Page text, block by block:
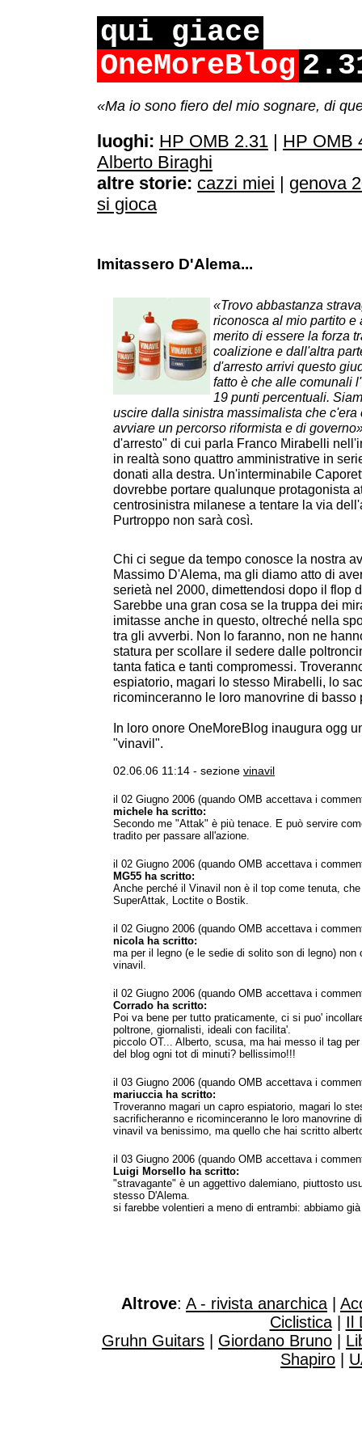
qui giace
OneMoreBlog
«Ma io sono fiero del mio sognare, di
luoghi: HP OMB 2.31 | HP OMB
Alberto Biraghi
altre storie: cazzi miei | genova
si gioca
Imitassero D'Alema...
«Trovo abbastanza
riconosca al mio partito e
merito di essere la forza
coalizione e dall'altra
d'arresto arrivi questo
fatto è che alle comunali
19 punti percentuali.
uscire dalla sinistra massimalista che c'era
avviare un percorso riformista e di
d'arresto" di cui parla Franco Mirabelli
in realtà sono quattro amministrative in
donati alla destra. Un'interminabile
dovrebbe portare qualunque protagonista
centrosinistra milanese a tentare la via
Purtroppo non sarà così.
Chi ci segue da tempo conosce la nostra
Massimo D'Alema, ma gli diamo atto di
serietà nel 2000, dimettendosi dopo il flop
Sarebbe una gran cosa se la truppa dei
imitasse anche in questo, oltreché nella
tra gli avverbi. Non lo faranno, non ne
statura per scollare il sedere dalle
tanta fatica e tanti compromessi.
espiatorio, magari lo stesso Mirabelli, lo
ricominceranno le loro manovrine di basso
In loro onore OneMoreBlog inaugura ogg
"vinavil".
02.06.06 11:14 - sezione vinavil
il 02 Giugno 2006 (quando OMB accettava i
michele ha scritto:
Secondo me "Attak" è più tenace. E può servire
tradito per passare all'azione.
il 02 Giugno 2006 (quando OMB accettava i
MG55 ha scritto:
Anche perché il Vinavil non è il top come tenuta,
SuperAttak, Loctite o Bostik.
il 02 Giugno 2006 (quando OMB accettava i
nicola ha scritto:
ma per il legno (e le sedie di solito son di legno) non
vinavil.
il 02 Giugno 2006 (quando OMB accettava i
Corrado ha scritto:
Poi va bene per tutto praticamente, ci si puo'
poltrone, giornalisti, ideali con facilita'.
piccolo OT... Alberto, scusa, ma hai messo il tag per
del blog ogni tot di minuti? bellissimo!!!
il 03 Giugno 2006 (quando OMB accettava i
mariuccia ha scritto:
Troveranno magari un capro espiatorio, magari lo
sacrificheranno e ricominceranno le loro manovrine
vinavil va benissimo, ma quello che hai scritto
il 03 Giugno 2006 (quando OMB accettava i
Luigi Morsello ha scritto:
"stravagante" è un aggettivo dalemiano, piuttosto
stesso D'Alema.
si farebbe volentieri a meno di entrambi: abbiamo
Altrove: A - rivista anarchica
Ciclistica| Il
Gruhn Guitars
Giordano Bruno
Shapiro